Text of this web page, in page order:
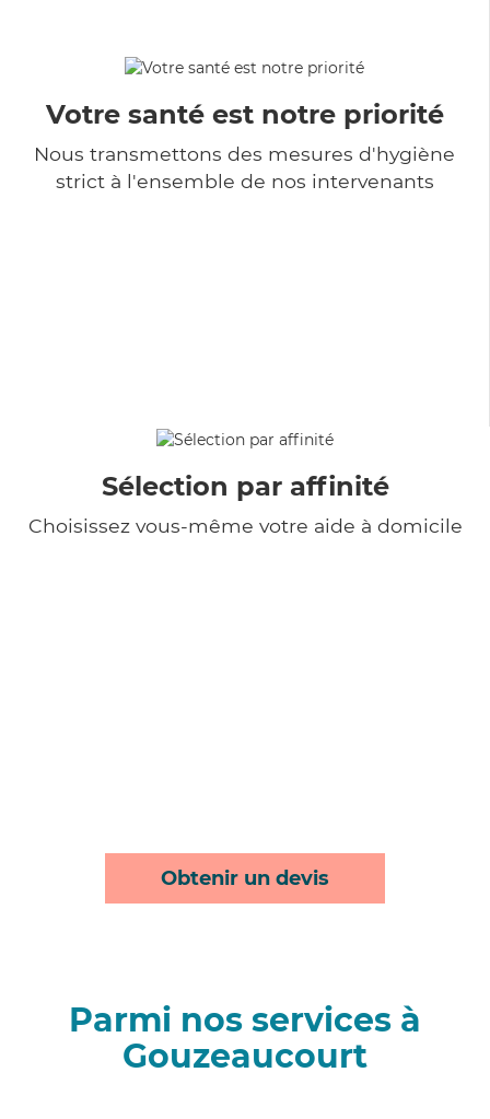
Votre santé est notre priorité
Nous transmettons des mesures d'hygiène
strict à l'ensemble de nos intervenants
Sélection par affinité
Choisissez vous-même votre aide à domicile
Obtenir un devis
Parmi nos services à
Gouzeaucourt